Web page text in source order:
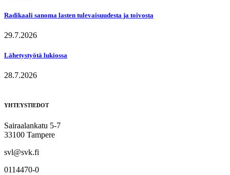
Radikaali sanoma lasten tulevaisuudesta ja toivosta
29.7.2026
Lähetystyötä lukiossa
28.7.2026
YHTEYSTIEDOT
Sairaalankatu 5-7
33100 Tampere
svl@svk.fi
0114470-0